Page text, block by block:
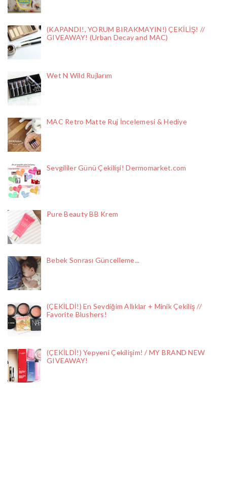
(KAPANDI!, YORUM BIRAKMAYIN!) ÇEKİLİŞ! //
GIVEAWAY! (Urban Decay and MAC)
Wet N Wild Rujlarım
MAC Retro Matte Ruj İncelemesi & Hediye
Sevgililer Günü Çekilişi! Dermomarket.com
Pure Beauty BB Krem
Bebek Sonrası Güncelleme...
(ÇEKİLDİ!) En Sevdiğim Allıklar + Minik Çekiliş //
Favorite Blushers!
(ÇEKİLDİ!) Yepyeni Çekilişim! / MY BRAND NEW
GIVEAWAY!